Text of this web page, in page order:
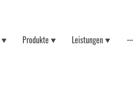
Produkte Leistungen